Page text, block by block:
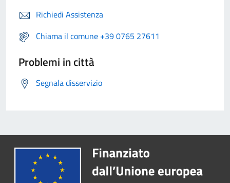
Richiedi Assistenza
Chiama il comune +39 0765 27611
Problemi in città
Segnala disservizio